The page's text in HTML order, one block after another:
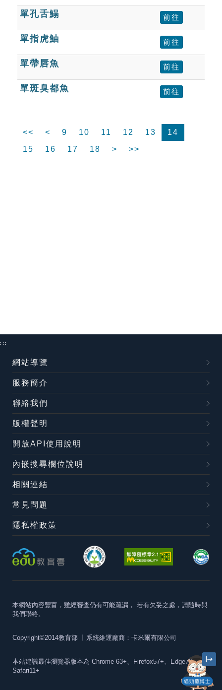
單孔舌鰨 前往
單指虎鮋 前往
單帶唇魚 前往
單斑臭都魚 前往
<< < 9 10 11 12 13
14
15
16 17 18 > >>
貓頭鷹博士
:::
網站導覽
服務簡介
聯絡我們
版權聲明
開放API使用說明
內嵌搜尋欄位說明
相關連結
常見問題
隱私權政策
本網站內容豐富，雖經審查仍有可能疏漏， 若有欠妥之處，請隨時與
我們聯絡。
Copyright©2014教育部 丨系統維運廠商：卡米爾有限公司
本站建議最佳瀏覽器版本為 Chrome 63+、Firefox57+、Edge79+及
Safari11+